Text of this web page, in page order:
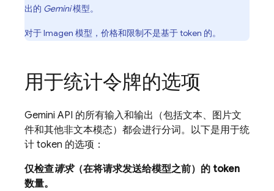
出的 Gemini模型。
对于Imagen 模型，价格和限制不是基于 token 的。
用于统计令牌的选项
Gemini API 的所有输入和输出（包括文本、图片文
件和其他非文本模态）都会进行分词。以下是用于统
计 token 的选项：
仅检查请求（在将请求发送给模型之前）的 token
数量。